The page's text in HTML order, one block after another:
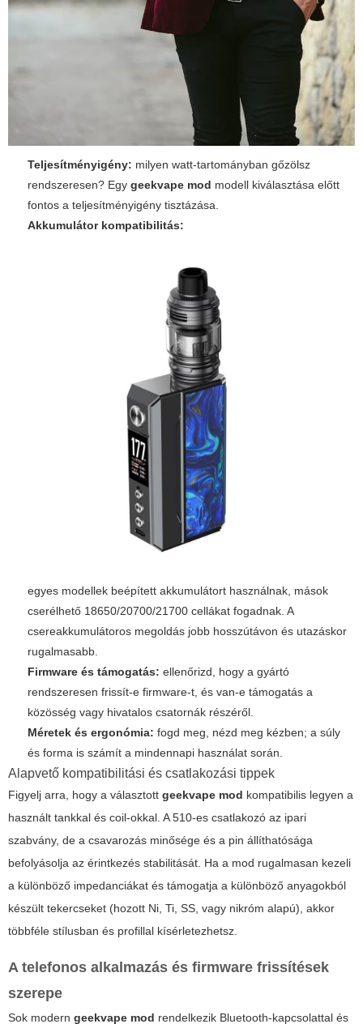
Teljesítményigény: milyen watt-tartományban gőzölsz
rendszeresen? Egy geekvape mod modell kiválasztása előtt
fontos a teljesítményigény tisztázása.
Akkumulátor kompatibilitás:
egyes modellek beépített akkumulátort használnak, mások
cserélhető 18650/20700/21700 cellákat fogadnak. A
csereakkumulátoros megoldás jobb hosszútávon és utazáskor
rugalmasabb.
Firmware és támogatás: ellenőrizd, hogy a gyártó
rendszeresen frissít-e firmware-t, és van-e támogatás a
közösség vagy hivatalos csatornák részéről.
Méretek és ergonómia: fogd meg, nézd meg kézben; a súly
és forma is számít a mindennapi használat során.
Alapvető kompatibilitási és csatlakozási tippek
Figyelj arra, hogy a választott geekvape mod kompatibilis legyen a
használt tankkal és coil-okkal. A 510-es csatlakozó az ipari
szabvány, de a csavarozás minősége és a pin állíthatósága
befolyásolja az érintkezés stabilitását. Ha a mod rugalmasan kezeli
a különböző impedanciákat és támogatja a különböző anyagokból
készült tekercseket (hozott Ni, Ti, SS, vagy nikróm alapú), akkor
többféle stílusban és profillal kísérletezhetsz.
A telefonos alkalmazás és firmware frissítések
szerepe
Sok modern geekvape mod rendelkezik Bluetooth-kapcsolattal és